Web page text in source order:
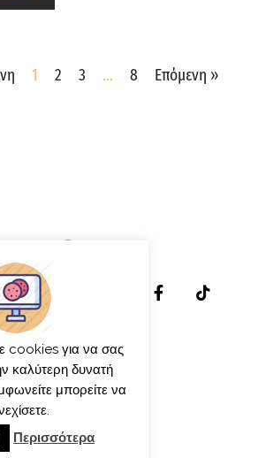
1 2 3 … 8 Επόμενη »
ιατρίδης 2013-2026
cookies για να σας
καλύτερη δυνατή
μπορείτε να
Περισσότερα